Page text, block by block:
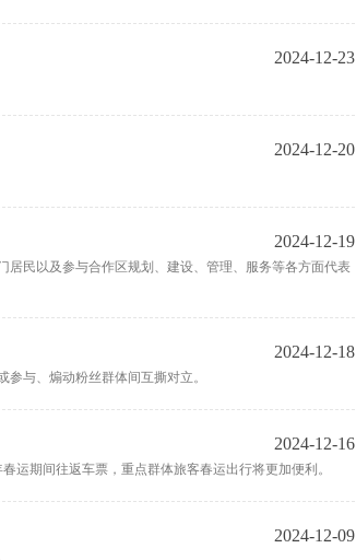
2024-12-23
2024-12-20
2024-12-19
民以及参与合作区规划、建设、管理、服务等各方面代表
2024-12-18
与、煽动粉丝群体间互撕对立。
2024-12-16
运期间往返车票，重点群体旅客春运出行将更加便利。
2024-12-09